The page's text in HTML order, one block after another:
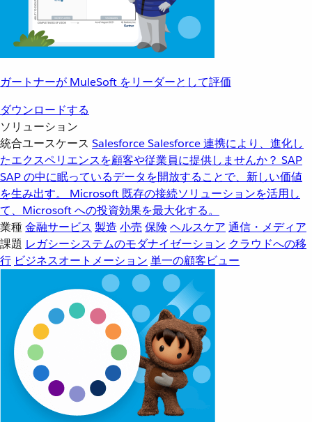
ガートナーが MuleSoft をリーダーとして評価
ダウンロードする
ソリューション
統合ユースケース SalesforceSalesforce 連携により、進化し
たエクスペリエンスを顧客や従業員に提供しませんか？ SAP
SAP の中に眠っているデータを開放することで、新しい価値
を生み出す。
Microsoft 既存の接続ソリューションを活用し
て、Microsoft への投資効果を最大化する。
業種金融サービス 製造 小売 保険 ヘルスケア 通信・メディア
課題 レガシーシステムのモダナイゼーション クラウドへの移
行 ビジネスオートメーション 単一の顧客ビュー